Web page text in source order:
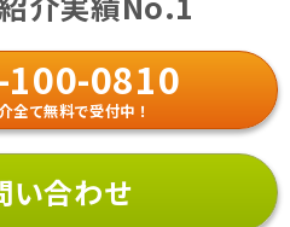
0810
全て無料で受付中！
い合わせ